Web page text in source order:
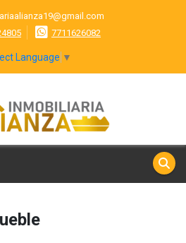
7711626082
Language ▼